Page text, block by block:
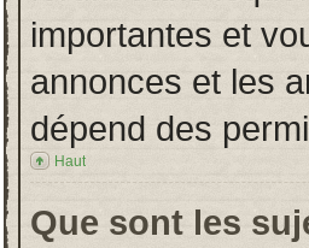
importantes et
annonces et les
dépend des
Haut
Que sont les